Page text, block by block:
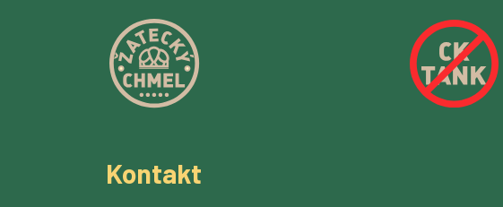
Kontakt